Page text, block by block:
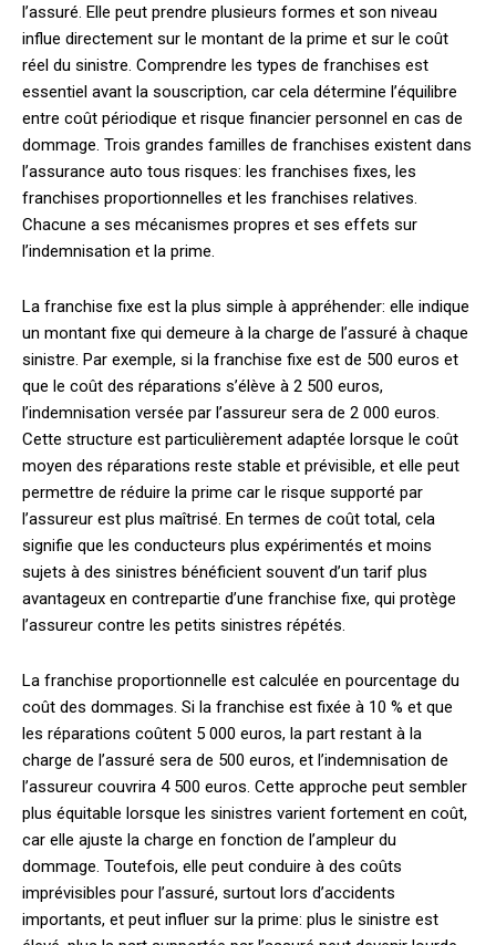
l’assuré. Elle peut prendre plusieurs formes et son niveau
influe directement sur le montant de la prime et sur le coût
réel du sinistre. Comprendre les types de franchises est
essentiel avant la souscription, car cela détermine l’équilibre
entre coût périodique et risque financier personnel en cas de
dommage. Trois grandes familles de franchises existent dans
l’assurance auto tous risques: les franchises fixes, les
franchises proportionnelles et les franchises relatives.
Chacune a ses mécanismes propres et ses effets sur
l’indemnisation et la prime.
La franchise fixe est la plus simple à appréhender: elle indique
un montant fixe qui demeure à la charge de l’assuré à chaque
sinistre. Par exemple, si la franchise fixe est de 500 euros et
que le coût des réparations s’élève à 2 500 euros,
l’indemnisation versée par l’assureur sera de 2 000 euros.
Cette structure est particulièrement adaptée lorsque le coût
moyen des réparations reste stable et prévisible, et elle peut
permettre de réduire la prime car le risque supporté par
l’assureur est plus maîtrisé. En termes de coût total, cela
signifie que les conducteurs plus expérimentés et moins
sujets à des sinistres bénéficient souvent d’un tarif plus
avantageux en contrepartie d’une franchise fixe, qui protège
l’assureur contre les petits sinistres répétés.
La franchise proportionnelle est calculée en pourcentage du
coût des dommages. Si la franchise est fixée à 10 % et que
les réparations coûtent 5 000 euros, la part restant à la
charge de l’assuré sera de 500 euros, et l’indemnisation de
l’assureur couvrira 4 500 euros. Cette approche peut sembler
plus équitable lorsque les sinistres varient fortement en coût,
car elle ajuste la charge en fonction de l’ampleur du
dommage. Toutefois, elle peut conduire à des coûts
imprévisibles pour l’assuré, surtout lors d’accidents
importants, et peut influer sur la prime: plus le sinistre est